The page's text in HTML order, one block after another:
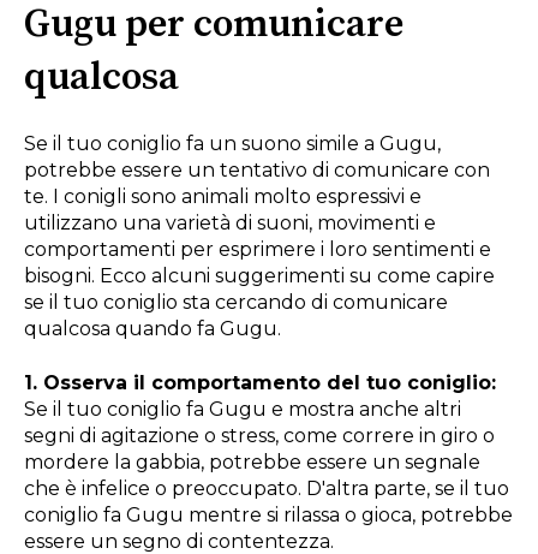
Gugu per comunicare
qualcosa
Se il tuo coniglio fa un suono simile a Gugu,
potrebbe essere un tentativo di comunicare con
te. I conigli sono animali molto espressivi e
utilizzano una varietà di suoni, movimenti e
comportamenti per esprimere i loro sentimenti e
bisogni. Ecco alcuni suggerimenti su come capire
se il tuo coniglio sta cercando di comunicare
qualcosa quando fa Gugu.
1. Osserva il comportamento del tuo coniglio:
Se il tuo coniglio fa Gugu e mostra anche altri
segni di agitazione o stress, come correre in giro o
mordere la gabbia, potrebbe essere un segnale
che è infelice o preoccupato. D'altra parte, se il tuo
coniglio fa Gugu mentre si rilassa o gioca, potrebbe
essere un segno di contentezza.